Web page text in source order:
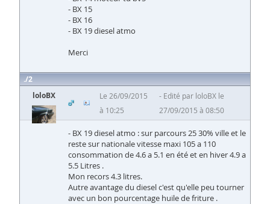
- BX 15
- BX 16
- BX 19 diesel atmo
Merci
2
loloBX
Le 26/09/2015
à 10:25
Edité par loloBX le
27/09/2015 à 08:50
- BX 19 diesel atmo : sur parcours 25 30% ville et le
reste sur nationale vitesse maxi 105 a 110
consommation de 4.6 a 5.1 en été et en hiver 4.9 a
5.5 Litres .
Mon recors 4.3 litres.
Autre avantage du diesel c'est qu'elle peu tourner
avec un bon pourcentage huile de friture .